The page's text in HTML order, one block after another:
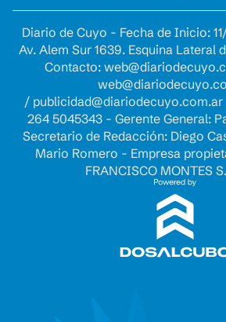
Diario de Cuyo - Fecha de Inicio:
Av. Alem Sur 1639. Esquina Lateral
Contacto:
/ publicidad@diariodecuyo.com.ar
264 5045343 - Gerente General:
Secretario de Redacción: Diego
Mario Romero - Empresa
FRANCISCO MONTES